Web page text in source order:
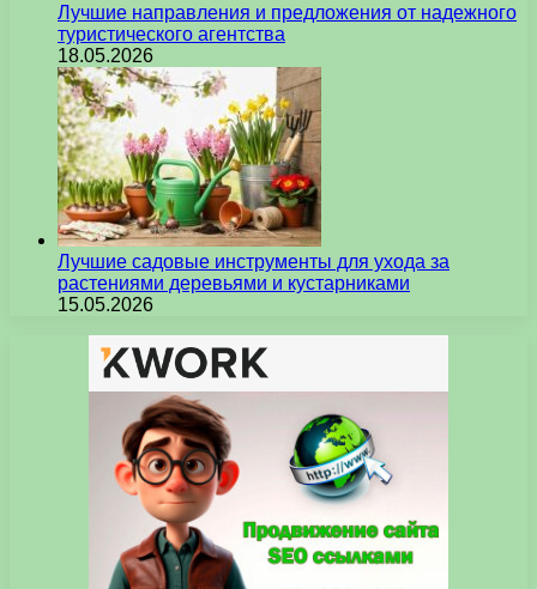
Лучшие направления и предложения от надежного
туристического агентства
18.05.2026
Лучшие садовые инструменты для ухода за
растениями деревьями и кустарниками
15.05.2026